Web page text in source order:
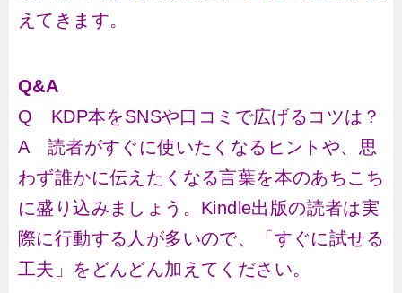
えてきます。
Q&A
Q KDP本をSNSや口コミで広げるコツは？
A 読者がすぐに使いたくなるヒントや、思
わず誰かに伝えたくなる言葉を本のあちこち
に盛り込みましょう。Kindle出版の読者は実
際に行動する人が多いので、「すぐに試せる
工夫」をどんどん加えてください。